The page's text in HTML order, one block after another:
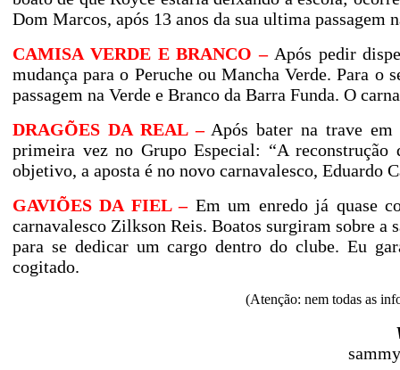
Dom Marcos, após 13 anos da sua ultima passagem
CAMISA VERDE E BRANCO –Após pedir
mudança para o Peruche ou Mancha Verde. Para o
passagem na Verde e Branco da Barra Funda. O
DRAGÕES DA REAL –Após bater na trave em
primeira vez no Grupo Especial: “A reconstrução
objetivo, a aposta é no novo carnavalesco, Eduardo
GAVIÕES DA FIEL –Em um enredo já quase
carnavalesco Zilkson Reis. Boatos surgiram sobre a
para se dedicar um cargo dentro do clube. Eu
cogitado.
(Atenção: nem todas as